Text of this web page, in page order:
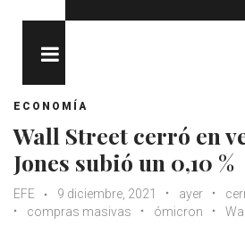
ECONOMÍA
Wall Street cerró en
Jones subió un 0,10 %
EFE 9 diciembre, 2021 ayer
compras masivas
ómicron